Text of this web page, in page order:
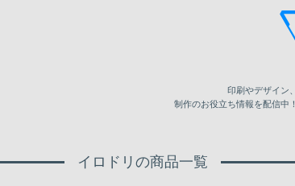
印刷やデザイン、
制作のお役立ち情報を配信中！
イロドリの商品一覧